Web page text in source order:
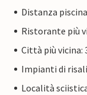
Distanza
Ristorante più
Città più vicina:
Impianti di
Località